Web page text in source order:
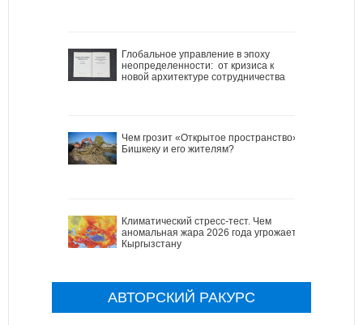
Глобальное управление в эпоху
неопределенности: от кризиса к
новой архитектуре сотрудничества
Чем грозит «Открытое пространство»
Бишкеку и его жителям?
Климатический стресс-тест. Чем
аномальная жара 2026 года угрожает
Кыргызстану
АВТОРСКИЙ РАКУРС